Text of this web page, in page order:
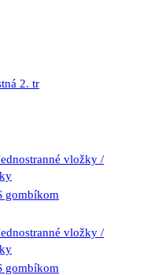
2. tr
vložky /
gombíkom
vložky /
gombíkom